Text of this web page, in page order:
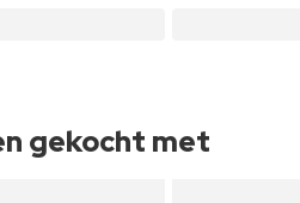
gekocht met